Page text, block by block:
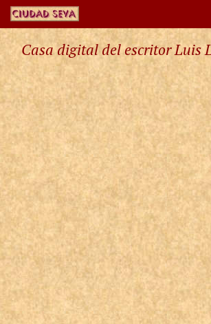
Casa digital del escritor Luis